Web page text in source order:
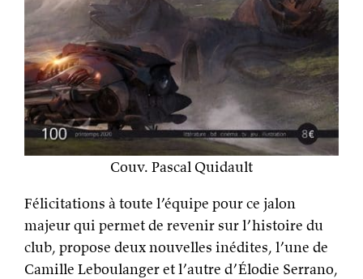
Couv. Pascal Quidault
Félicitations à toute l’équipe pour ce jalon
majeur qui permet de revenir sur l’histoire du
club, propose deux nouvelles inédites, l’une de
Camille Leboulanger et l’autre d’Élodie Serrano,